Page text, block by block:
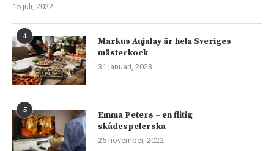
15 juli, 2022
4
Markus Aujalay är hela Sveriges
mästerkock
31 januari, 2023
5
Emma Peters – en flitig
skådespelerska
25 november, 2022